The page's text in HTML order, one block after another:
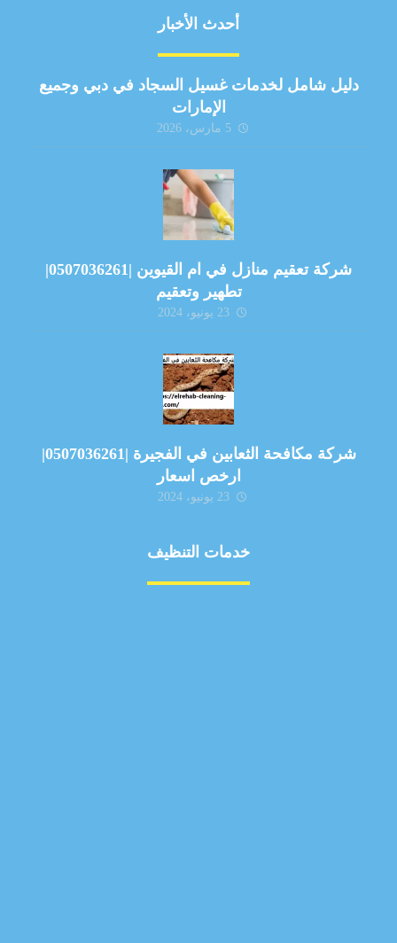
أحدث الأخبار
دليل شامل لخدمات غسيل السجاد في دبي وجميع
الإمارات
5 مارس، 2026
شركة تعقيم منازل في ام القيوين |0507036261|
تطهير وتعقيم
23 يونيو، 2024
شركة مكافحة الثعابين في الفجيرة |0507036261|
ارخص اسعار
23 يونيو، 2024
خدمات التنظيف